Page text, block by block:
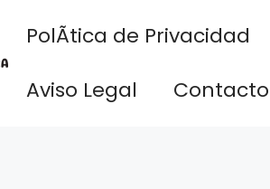
PolÃ­tica de Privacidad
Aviso Legal
Contacto